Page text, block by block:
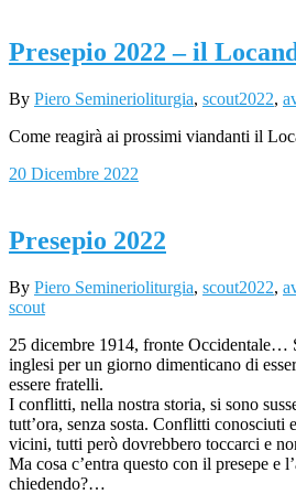
Presepio 2022 – il
By Piero Seminerioliturgia, scout2022,
Come reagirà ai prossimi viandanti il
20 Dicembre 2022
Presepio 2022
By Piero Seminerioliturgia, scout2022,
scout
25 dicembre 1914, fronte Occidentale…
inglesi per un giorno dimenticano di
essere fratelli.
I conflitti, nella nostra storia, si sono
tutt’ora, senza sosta. Conflitti conosciuti
vicini, tutti però dovrebbero toccarci e
Ma cosa c’entra questo con il presepe e
chiedendo?…